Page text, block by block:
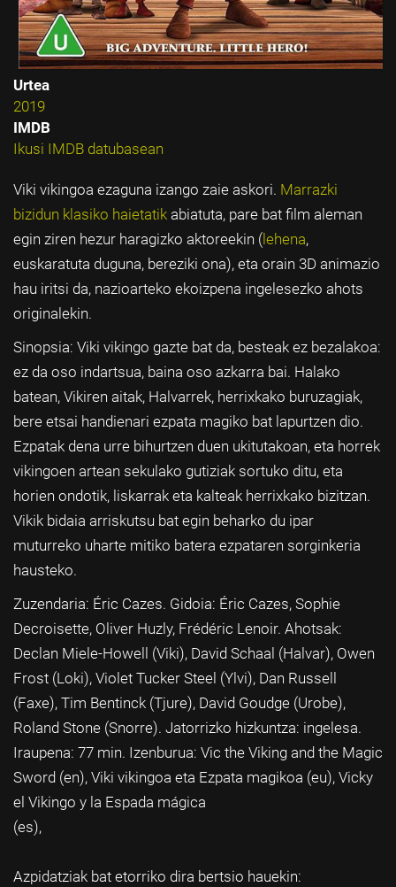
Urtea
2019
IMDB
Ikusi IMDB datubasean
Viki vikingoa ezaguna izango zaie askori. Marrazki
bizidun klasiko haietatik abiatuta, pare bat film aleman
egin ziren hezur haragizko aktoreekin ( lehena,
euskaratuta duguna, bereziki ona), eta orain 3D animazio
hau iritsi da, nazioarteko ekoizpena ingelesezko ahots
originalekin.
Sinopsia: Viki vikingo gazte bat da, besteak ez bezalakoa:
ez da oso indartsua, baina oso azkarra bai. Halako
batean, Vikiren aitak, Halvarrek, herrixkako buruzagiak,
bere etsai handienari ezpata magiko bat lapurtzen dio.
Ezpatak dena urre bihurtzen duen ukitutakoan, eta horrek
vikingoen artean sekulako gutiziak sortuko ditu, eta
horien ondotik, liskarrak eta kalteak herrixkako bizitzan.
Vikik bidaia arriskutsu bat egin beharko du ipar
muturreko uharte mitiko batera ezpataren sorginkeria
hausteko.
Zuzendaria: Éric Cazes. Gidoia: Éric Cazes, Sophie
Decroisette, Oliver Huzly, Frédéric Lenoir. Ahotsak:
Declan Miele-Howell (Viki), David Schaal (Halvar), Owen
Frost (Loki), Violet Tucker Steel (Ylvi), Dan Russell
(Faxe), Tim Bentinck (Tjure), David Goudge (Urobe),
Roland Stone (Snorre). Jatorrizko hizkuntza: ingelesa.
Iraupena: 77 min. Izenburua: Vic the Viking and the Magic
Sword (en), Viki vikingoa eta Ezpata magikoa (eu), Vicky
el Vikingo y la Espada mágica
(es),
Azpidatziak bat etorriko dira bertsio hauekin: